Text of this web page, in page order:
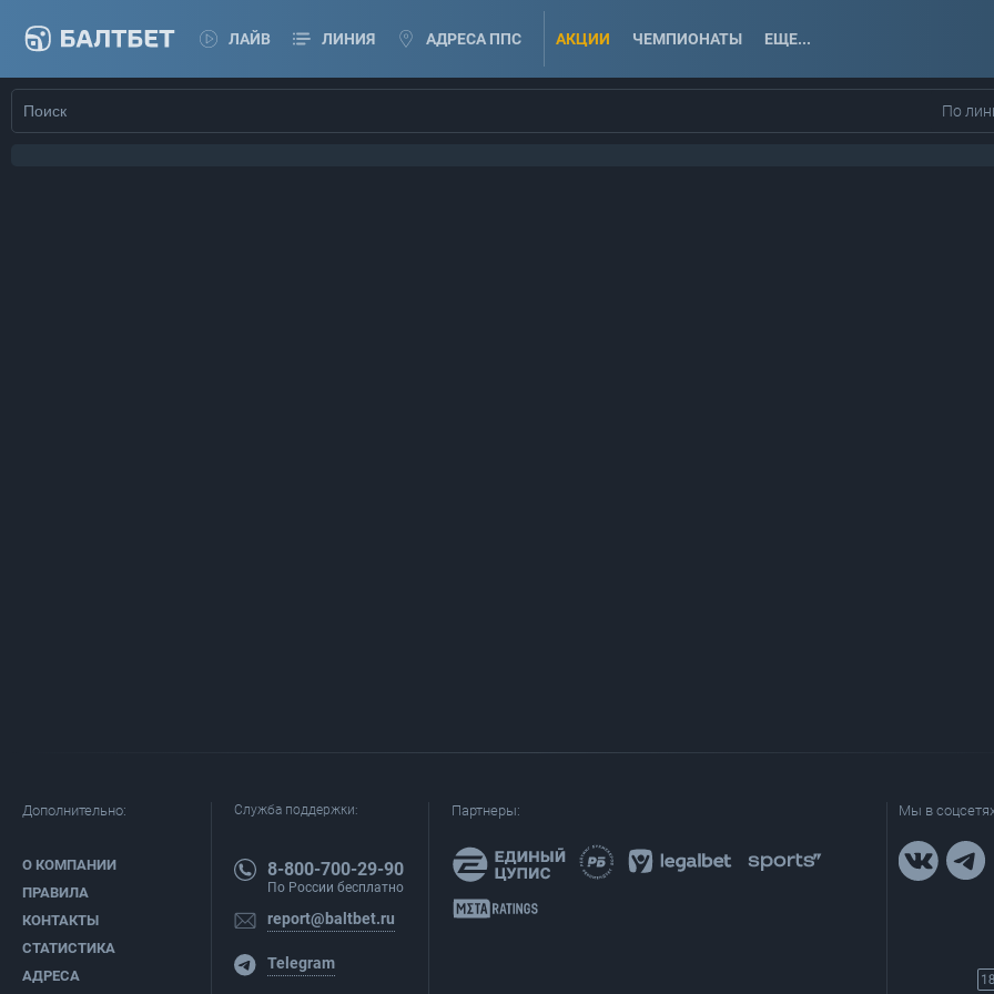
ЛАЙВ ЛИНИЯ АДРЕСА ППС АКЦИИ ЧЕМПИОНАТЫ ЕЩЕ...
По
Дополнительно:
О КОМПАНИИ
ПРАВИЛА
КОНТАКТЫ
СТАТИСТИКА
АДРЕСА
Служба поддержки:
8-800-700-29-90
По России бесплатно
report@baltbet.ru
Telegram
Партнеры: Мы в